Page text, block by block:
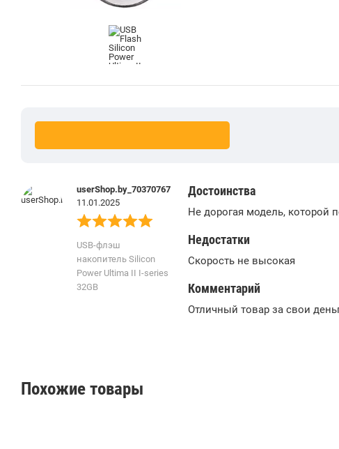
userShop.by_70370767
11.01.2025
USB-флэш
накопитель Silicon
Power Ultima II I-series
32GB
Достоинства
Не дорогая модель, которой
Недостатки
Скорость не высокая
Комментарий
Отличный товар за свои
Похожие товары